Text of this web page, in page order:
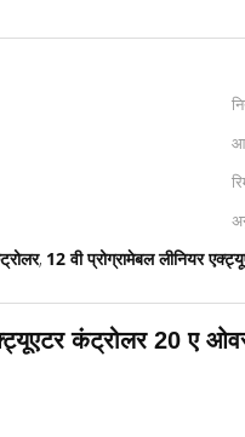
, 12 वी प्रोग्रामेबल लीनियर
कंट्रोलर 20 ए